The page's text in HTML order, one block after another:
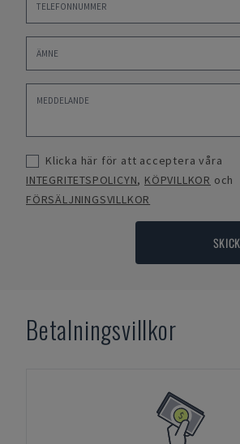
Klicka här för att acceptera våra
INTEGRITETSPOLICYN, KÖPVILLKOR och
FÖRSÄLJNINGSVILLKOR
Betalningsvillkor